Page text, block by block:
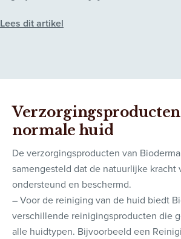
Lees dit artikel
normale huid
De verzorgingsproducten van
samengesteld dat de natuurlijke kracht
ondersteund en beschermd.
– Voor de reiniging van de huid biedt
verschillende reinigingsproducten die
alle huidtypen. Bijvoorbeeld een